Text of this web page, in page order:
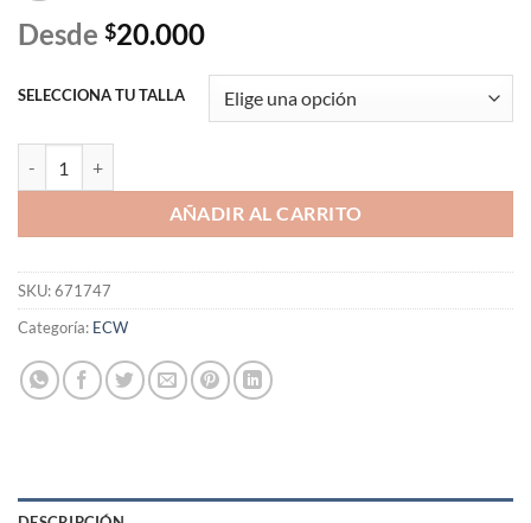
Desde $20.000
SELECCIONA TU TALLA
AÑADIR AL CARRITO
SKU:671747
Categoría: ECW